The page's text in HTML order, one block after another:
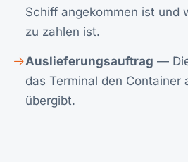
Schiff angekommen ist und
zu zahlen ist.
Auslieferungsauftrag —
das Terminal den Container
übergibt.